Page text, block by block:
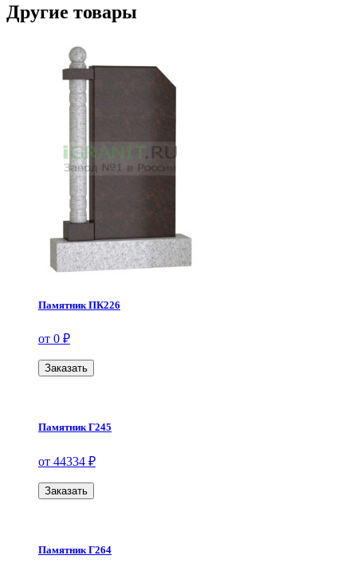
Другие товары
Памятник ПК226
от 0 ₽
Заказать
Памятник Г245
от 44334 ₽
Заказать
Памятник Г264